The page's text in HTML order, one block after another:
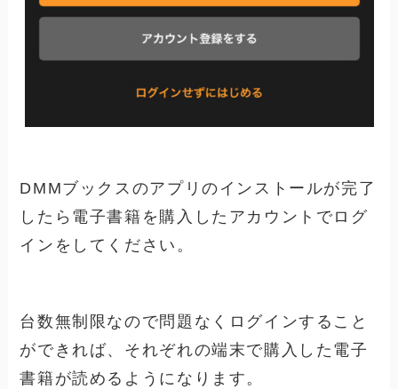
DMMブックスのアプリのインストールが完了
したら電子書籍を購入したアカウントでログ
インをしてください。
台数無制限なので問題なくログインすること
ができれば、それぞれの端末で購入した電子
書籍が読めるようになります。